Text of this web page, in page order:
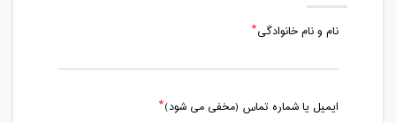
نام و نام خانوادگی
ایمیل یا شماره تماس (مخفی می شود)